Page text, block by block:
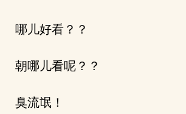
哪儿好看？？
朝哪儿看呢？？
臭流氓！